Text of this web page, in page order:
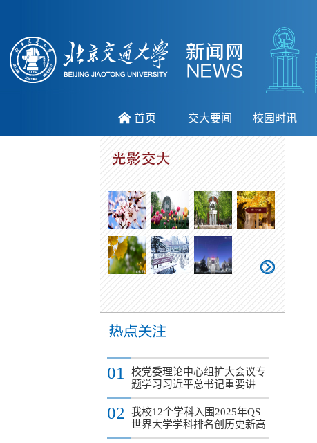
首页 交大要闻 校园时讯
喜庆二十大
01
校党委理论中心组扩大会议专
题学习习近平总书记重要讲
02
我校12个学科入围2025年QS
世界大学学科排名创历史新高